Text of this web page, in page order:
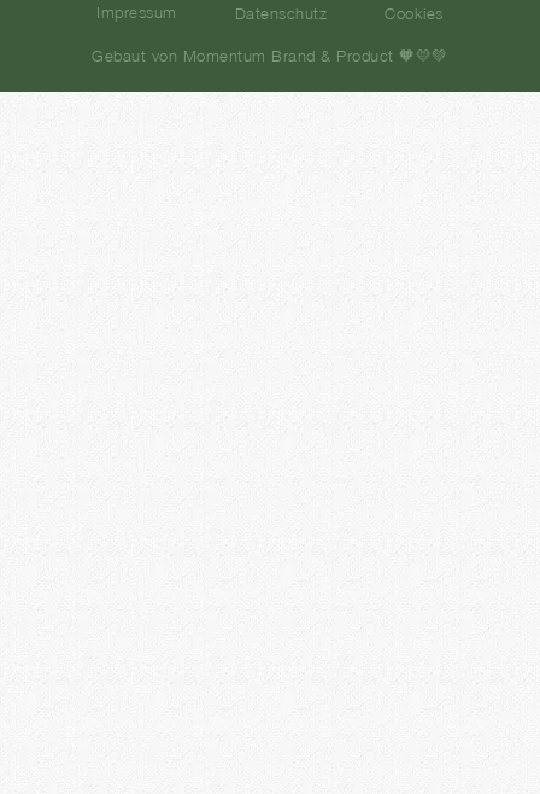
Impressum Datenschutz Cookies
Gebaut von Momentum Brand & Product 🧡💛💚